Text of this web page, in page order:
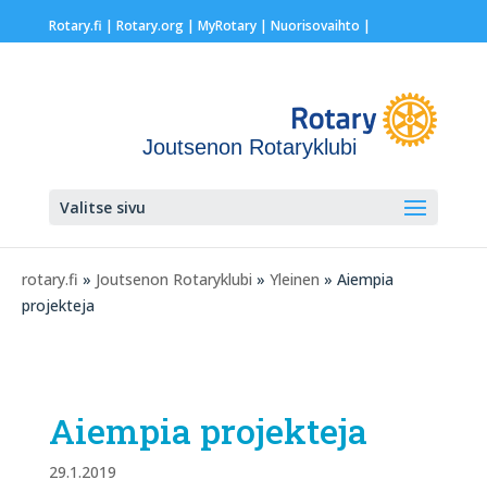
Rotary.fi | Rotary.org| MyRotary | Nuorisovaihto |
Joutsenon Rotaryklubi
Valitse sivu
rotary.fi » Joutsenon Rotaryklubi » Yleinen » Aiempia
projekteja
Aiempia projekteja
29.1.2019